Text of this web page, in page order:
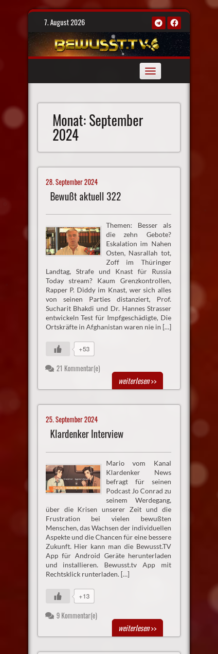
Skip
7. August 2026
Toggle
navigation
Monat:September
2024
28. September 2024
Bewußt aktuell 322
Themen: Besser als
die zehn Gebote?
Eskalation im Nahen
Osten, Nasrallah tot,
Zoff im Thüringer
Landtag, Strafe und Knast für Russia
Today stream? Kaum Grenzkontrollen,
Rapper P. Diddy im Knast, wer sich alles
von seinen Parties distanziert, Prof.
Sucharit Bhakdi und Dr. Hannes Strasser
entwickeln Test für Impfgeschädigte, Die
Ortskräfte in Afghanistan waren nie in […]
+53
21 Kommentar(e)
weiterlesen>>
25. September 2024
Klardenker Interview
Mario vom Kanal
Klardenker News
befragt für seinen
Podcast Jo Conrad zu
seinem Werdegang,
über die Krisen unserer Zeit und die
Frustration bei vielen bewußten
Menschen, das Wachsen der individuellen
Aspekte und die Chancen für eine bessere
Zukunft. Hier kann man die Bewusst.TV
App für Android Geräte herunterladen
und installieren. Bewusst.tv App mit
Rechtsklick runterladen. […]
+13
9 Kommentar(e)
weiterlesen>>